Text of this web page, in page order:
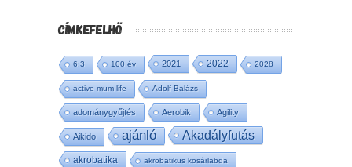
CÍMKEFELHŐ
6:3 100 év 2021 2022 2028
active mum life Adolf Balázs
adománygyűjtés Aerobik Agility
Aikido ajánló Akadályfutás
akrobatika akrobatikus kosárlabda